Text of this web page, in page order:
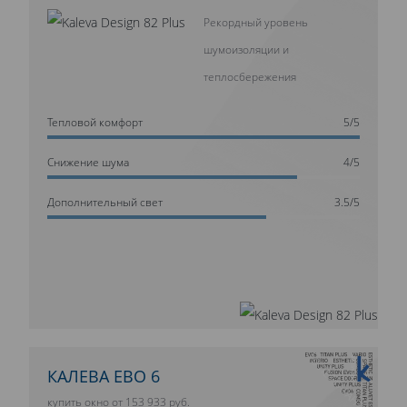
Рекордный уровень
шумоизоляции и
теплосбережения
Тепловой комфорт 5/5
Cнижение шума 4/5
Дополнительный свет 3.5/5
10 ЛЕТ ГАРАНТИИ
КАЛЕВА ЕВО 6
купить окно от 153 933 руб.